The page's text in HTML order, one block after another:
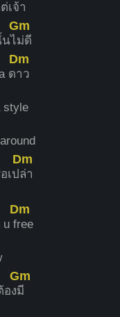
เจ้า
ไ
Gm
ม่ดี
ด
Dm
าว
style
เป
Dm
ล่า
u f
Dm
ree
ง
Gm
มี